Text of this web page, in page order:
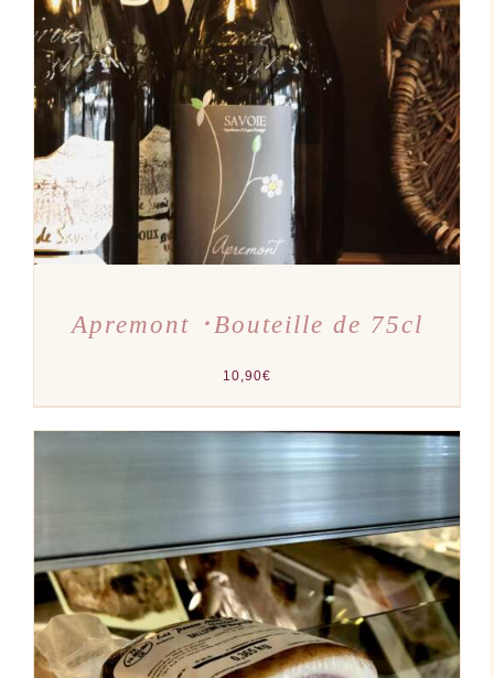
AJOUTER AU PANIER
DÉTAILS
Apremont ･Bouteille de 75cl
10,90€
AJOUTER AU PANIER
/
DÉTAILS